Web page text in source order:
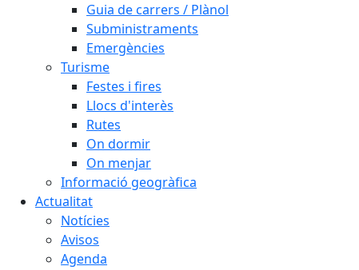
Guia de carrers / Plànol
Subministraments
Emergències
Turisme
Festes i fires
Llocs d'interès
Rutes
On dormir
On menjar
Informació geogràfica
Actualitat
Notícies
Avisos
Agenda